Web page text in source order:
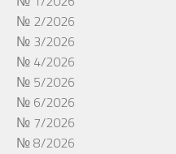
№ 2/2026
№ 3/2026
№ 4/2026
№ 5/2026
№ 6/2026
№ 7/2026
№ 8/2026